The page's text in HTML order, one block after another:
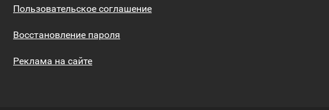
Пользовательское соглашение
Восстановление пароля
Реклама на сайте